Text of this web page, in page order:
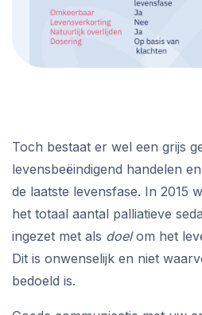
Toch bestaat er wel een grijs
levensbeëindigend handelen
de laatste levensfase. In 2015
het totaal aantal palliatieve
ingezet met als doelom het
Dit is onwenselijk en niet
bedoeld is.